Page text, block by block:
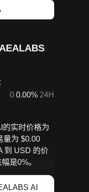
0 0.00% 24H
的实时价格为
量为 $0.00
到 USD 的价
是0%。
AI